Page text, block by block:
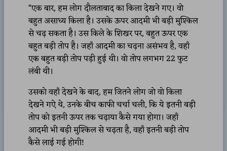
“एक बार, हम लोग दौलताबाद का किला देखने गए। वो
बहुत असाध्य किला है। उसके ऊपर आदमी भी बड़ी मुश्किल
से चढ़ सकता है। उस किले के शिखर पर, बहुत ऊपर एक
बहुत बड़ी तोप है। जहाँ आदमी का चढ़ना असंभव है, वहाँ
एक बहुत बड़ी तोप पड़ी हुई थी। वो तोप लगभग 22 फुट
लंबी थी।
उसको वहाँ देखने के बाद, हम जितने लोग जो वो किला
देखने गऐ थे, उनके बीच काफी चर्चा चली, कि ये इतनी बड़ी
तोप को इतनी ऊपर तक चढ़ाया कैसे गया होगा। जहाँ
आदमी भी बड़ी मुश्किल से चढ़ता है, वहाँ इतनी बड़ी तोप
कैसे लाई गई होगी!